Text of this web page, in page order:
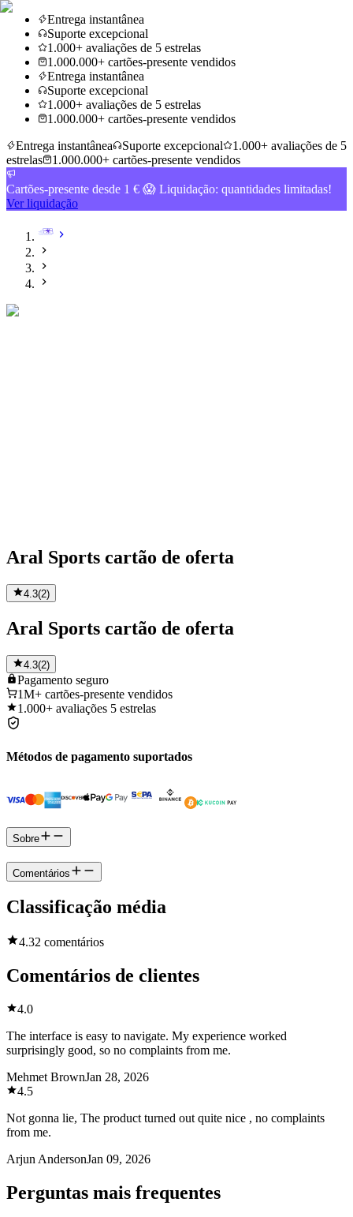
Entrega instantânea
Suporte excepcional
1.000+ avaliações de 5 estrelas
1.000.000+ cartões-presente vendidos
Entrega instantânea
Suporte excepcional
1.000+ avaliações de 5 estrelas
1.000.000+ cartões-presente vendidos
Entrega instantânea
Suporte excepcional
1.000+ avaliações de 5
estrelas
1.000.000+ cartões-presente vendidos
Cartões-presente desde 1 € 😱 Liquidação: quantidades limitadas!
Ver liquidação
Aral Sports cartão de oferta
4.3(2)
Aral Sports cartão de oferta
4.3(2)
Pagamento seguro
1M+ cartões-presente vendidos
1.000+ avaliações 5 estrelas
Métodos de pagamento suportados
Sobre
Comentários
Classificação média
4.32 comentários
Comentários de clientes
4.0
The interface is easy to navigate. My experience worked
surprisingly good, so no complaints from me.
Mehmet BrownJan 28, 2026
4.5
Not gonna lie, The product turned out quite nice , no complaints
from me.
Arjun AndersonJan 09, 2026
Perguntas mais frequentes